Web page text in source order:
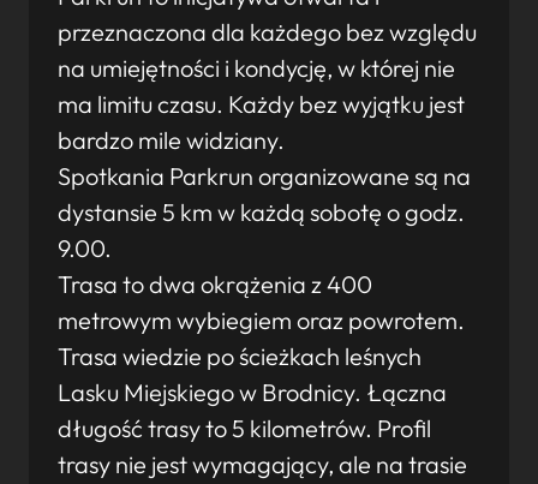
przeznaczona dla każdego bez względu
na umiejętności i kondycję, w której nie
ma limitu czasu. Każdy bez wyjątku jest
bardzo mile widziany.
Spotkania Parkrun organizowane są na
dystansie 5 km w każdą sobotę o godz.
9.00.
Trasa to dwa okrążenia z 400
metrowym wybiegiem oraz powrotem.
Trasa wiedzie po ścieżkach leśnych
Lasku Miejskiego w Brodnicy. Łączna
długość trasy to 5 kilometrów. Profil
trasy nie jest wymagający, ale na trasie